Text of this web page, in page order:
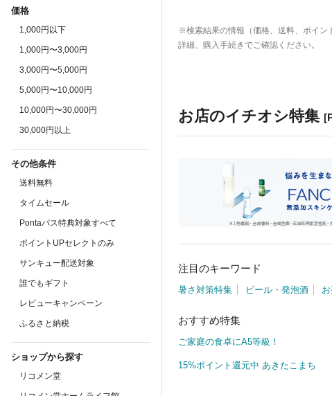
価格
1,000円以下
1,000円〜3,000円
3,000円〜5,000円
5,000円〜10,000円
10,000円〜30,000円
30,000円以上
その他条件
送料無料
タイムセール
Pontaパス特典対象すべて
ポイントUPセレクトのみ
サンキュー配送対象
誰でもギフト
レビューキャンペーン
ふるさと納税
ショップから探す
リコメン堂
※検索結果の情報（価格、送料、ポイン
詳細、購入手続きでご確認ください。
お店のイチオシ特集
注目のキーワード
暑さ対策特集 ビール・発泡酒
おすすめ特集
ご家庭の食卓にA5等級！
15%ポイント還元中 あきたこまち